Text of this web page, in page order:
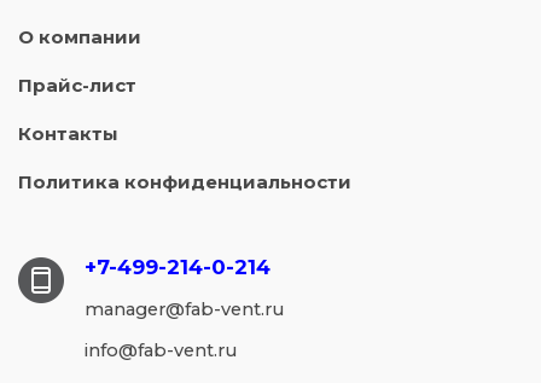
О компании
Прайс-лист
Контакты
Политика конфиденциальности
+7-499-214-0-214
manager@fab-vent.ru
info@fab-vent.ru